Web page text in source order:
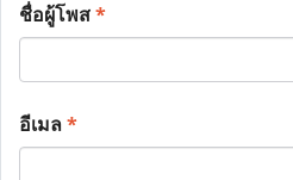
ชื่อผู้โพส*
อีเมล*